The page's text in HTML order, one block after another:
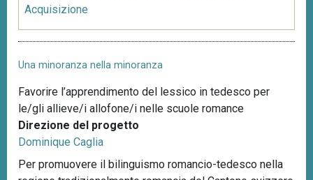
Acquisizione
Una minoranza nella minoranza
Favorire l’apprendimento del lessico in tedesco per
le/gli allieve/i allofone/i nelle scuole romance
Direzione del progetto
Dominique Caglia
Per promuovere il bilinguismo romancio-tedesco nella